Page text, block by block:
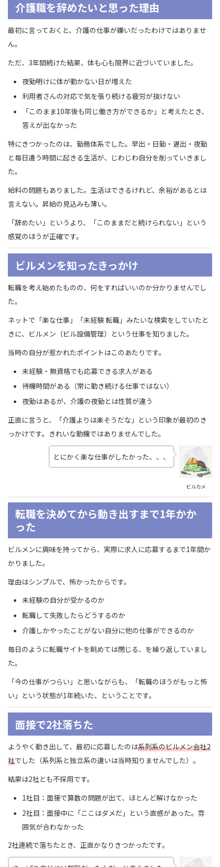
介護職を辞めたいと思った理由
最初に言っておくと、介護の仕事が嫌いだったわけではありませ
ん。
ただ、3年間続けた結果、体も心も限界に近づいていました。
夜勤明けに体が動かない日が増えた
利用者さんの対応で気を張り続ける疲労が抜けない
「このまま10年後も同じ働き方ができるか」と考えたとき、
答えが出なかった
特にきつかったのは、勤務体系でした。早出・日勤・遅出・夜勤
と毎日違う時間に起きる生活が、じわじわ自分を削っていきまし
た。
給料の問題もありました。生活はできるけれど、余裕があるとは
言えない。昇給の見込みも薄い。
「辞めたい」というより、「このままだと続けられない」という
感覚のほうが正確です。
ビルメンを知ったきっかけ
転職を考え始めたものの、何をすればいいのか分かりませんでし
た。
ネットで「楽な仕事」「未経験 転職」みたいな検索をしていたと
きに、ビルメン（ビル設備管理）という仕事を知りました。
当時の自分が惹かれたポイントはこのあたりです。
未経験・無資格でも応募できる求人がある
待機時間がある（常に動き続ける仕事ではない）
夜勤はあるが、介護の夜勤とは性質が違う
正直に言うと、「介護よりは楽そうだな」という印象が最初のき
っかけです。きれいな動機ではありませんでした。
ビルカメ
とにかく楽な仕事がしたかった、、、
転職を決めてから動き出すまで1年かか
った
ビルメンに興味を持ってから、実際に求人に応募するまで1年間か
かりました。
理由はシンプルで、怖かったからです。
未経験の自分が受かるのか
転職して失敗したらどうするのか
介護しかやったことがない自分に他の仕事ができるのか
毎日のように転職サイトを眺めては閉じる、を繰り返していまし
た。
「今の仕事がつらい」と思いながらも、「転職のほうがもっと怖
い」という状態が1年続いた、ということです。
面接で2社落ちた
ようやく動き出して、最初に応募したのは系列系のビルメン会社2
社でした（系列系と独立系の違いは当時知りませんでした）。
結果は2社とも不採用です。
1社目：面接で算数の問題が出て、ほとんど解けなかった
2社目：面接中に「ここはダメだ」という直感があった。雰
囲気が合わなかった
2社連続で落ちたとき、正直かなりきつかったです。